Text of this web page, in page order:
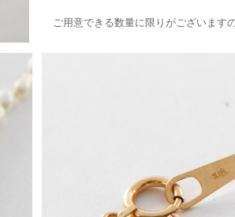
ご用意できる数量に限りがございます